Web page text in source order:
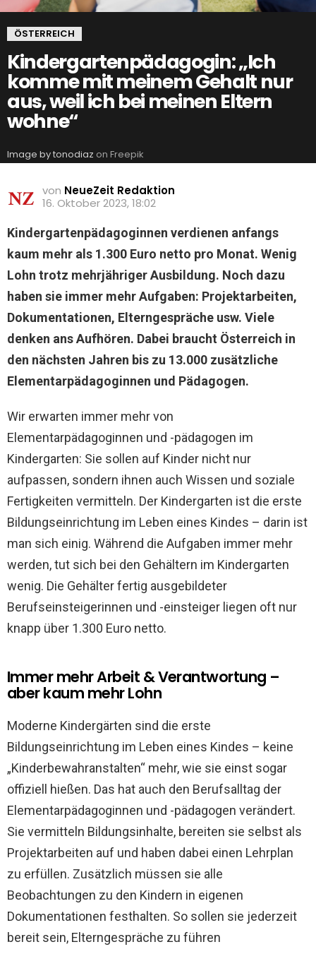
ÖSTERREICH
Kindergartenpädagogin: „Ich
komme mit meinem Gehalt nur
aus, weil ich bei meinen Eltern
wohne“
Image by tonodiaz on Freepik
von NeueZeit Redaktion
16. Oktober 2023, 18:02
Kindergartenpädagoginnen verdienen anfangs
kaum mehr als 1.300 Euro netto pro Monat. Wenig
Lohn trotz mehrjähriger Ausbildung. Noch dazu
haben sie immer mehr Aufgaben: Projektarbeiten,
Dokumentationen, Elterngespräche usw. Viele
denken ans Aufhören. Dabei braucht Österreich in
den nächsten Jahren bis zu 13.000 zusätzliche
Elementarpädagoginnen und Pädagogen.
Wir erwarten immer mehr von
Elementarpädagoginnen und -pädagogen im
Kindergarten: Sie sollen auf Kinder nicht nur
aufpassen, sondern ihnen auch Wissen und soziale
Fertigkeiten vermitteln. Der Kindergarten ist die erste
Bildungseinrichtung im Leben eines Kindes – darin ist
man sich einig. Während die Aufgaben immer mehr
werden, tut sich bei den Gehältern im Kindergarten
wenig. Die Gehälter fertig ausgebildeter
Berufseinsteigerinnen und -einsteiger liegen oft nur
knapp über 1.300 Euro netto.
Immer mehr Arbeit & Verantwortung –
aber kaum mehr Lohn
Moderne Kindergärten sind die erste
Bildungseinrichtung im Leben eines Kindes – keine
„Kinderbewahranstalten“ mehr, wie sie einst sogar
offiziell hießen. Das hat auch den Berufsalltag der
Elementarpädagoginnen und -pädagogen verändert.
Sie vermitteln Bildungsinhalte, bereiten sie selbst als
Projektarbeiten auf und haben dabei einen Lehrplan
zu erfüllen. Zusätzlich müssen sie alle
Beobachtungen zu den Kindern in eigenen
Dokumentationen festhalten. So sollen sie jederzeit
bereit sein, Elterngespräche zu führen